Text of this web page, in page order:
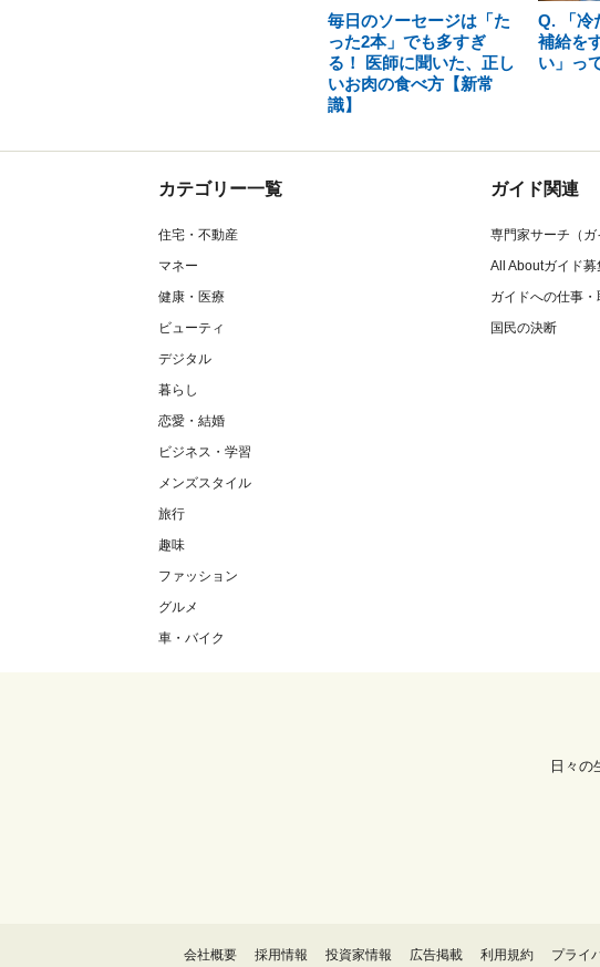
毎日のソーセージは「た
った2本」でも多すぎ
る！ 医師に聞いた、正し
いお肉の食べ方【新常
識】
Q. 「冷
補給を
い」っ
カテゴリー一覧
住宅・不動産
マネー
健康・医療
ビューティ
デジタル
暮らし
恋愛・結婚
ビジネス・学習
メンズスタイル
旅行
趣味
ファッション
グルメ
車・バイク
ガイド関連
専門家サーチ（ガ
All Aboutガイド募
ガイドへの仕事
国民の決断
日々の
会社概要 採用情報 投資家情報 広告掲載 利用規約 プライ